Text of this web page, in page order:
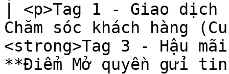
| <p>Tag 1 - Giao dịch
Chăm sóc khách hàng
<strong>Tag 3 - Hậu
**Điểm Mở quyền gửi